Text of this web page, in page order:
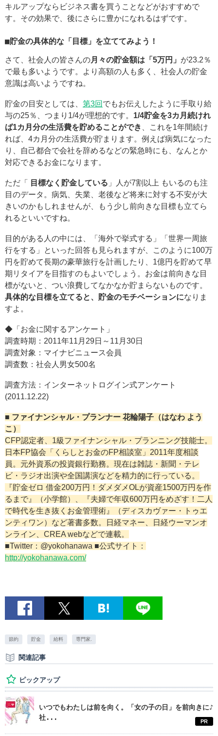
キルアップならビジネス書を買うことなどがおすすめで
す。その効果で、後にさらに豊かになれるはずです。
■貯金の具体的な「目標」を立ててみよう！
さて、社会人の皆さんの月々の貯金額は「5万円」 が23.2％
で最も多いようです。より高額の人も多く、社会人の貯金
意識は高いようですね。
貯金の目安としては、 第3回 でもお伝えしたように手取り給
与の25％、つまり1/4が理想的です。 1/4貯金を3カ月続けれ
ば1カ月分の生活費を貯めることができ
、これを1年間続け
れば、4カ月分の生活費が貯まります。例えば病気になった
り、自己都合で会社を辞めるなどの緊急時にも、なんとか
対応できるお金になります。
ただ「 目標なく貯金している 」人が7割以上 もいるのも注
目のデータ。病気、失業、老後など将来に対する不安が大
きいのかもしれませんが、もう少し前向きな目標も立てら
れるといいですね。
目的がある人の中には、「海外で挙式する」「世界一周旅
行をする」といった回答も見られますが、このように100万
円を貯めて長期の豪華旅行を計画したり、1億円を貯めて早
期リタイアを目指すのもよいでしょう。お金は前向きな目
標がないと、つい浪費してなかなか貯まらないものです。
具体的な目標を立てると、貯金のモチベーションになりま
すよ。
◆「お金に関するアンケート」
調査時期：2011年11月29日～11月30日
調査対象：マイナビニュース会員
調査数：社会人男女500名
調査方法：インターネットログイン式アンケート
(2011.12.22)
■ ファイナンシャル・プランナー 花輪陽子（はなわ よう
こ）
CFP認定者、1級ファイナンシャル・プランニング技能士。
日本FP協会「くらしとお金のFP相談室」2011年度相談
員。元外資系の投資銀行勤務。現在は雑誌・新聞・テレ
ビ・ラジオ出演や全国講演などを精力的に行っている。
『貯金ゼロ 借金200万円！ダメダメOLが資産1500万円を作
るまで』（小学館）、『夫婦で年収600万円をめざす！二人
で時代を生き抜くお金管理術』（ディスカヴァー・トゥエ
ンティワン）など著書多数。日経マネー、日経ウーマンオ
ンライン、CREA webなどで連載。
■Twitter：@yokohanawa ■公式サイト：
http://yokohanawa.com/
節約 貯金 給料 専門家.
関連記事
ピックアップ
いつでもわたしは前を向く。「女の子の日」を前向きに♪
社...
PR